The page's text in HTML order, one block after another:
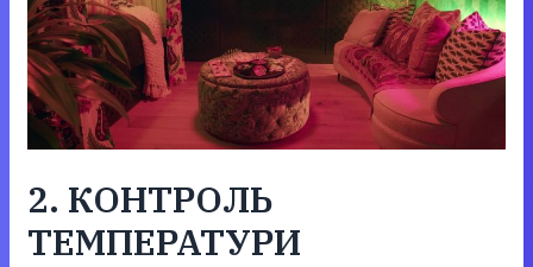
2. КОНТРОЛЬ
ТЕМПЕРАТУРИ